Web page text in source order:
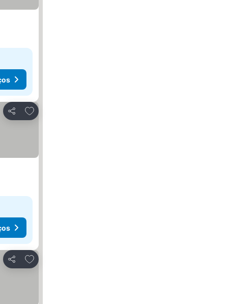
Partilhar
Adicionar aos favoritos
Partilhar
Adicionar aos favoritos